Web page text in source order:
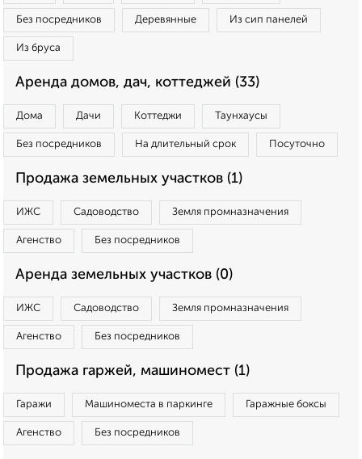
Без посредников Деревянные Из сип панелей
Из бруса
Аренда домов, дач, коттеджей (33)
Дома Дачи Коттеджи Таунхаусы
Без посредников На длительный срок Посуточно
Продажа земельных участков (1)
ИЖС Садоводство Земля промназначения
Агенство Без посредников
Аренда земельных участков (0)
ИЖС Садоводство Земля промназначения
Агенство Без посредников
Продажа гаржей, машиномест (1)
Гаражи Машиноместа в паркинге Гаражные боксы
Агенство Без посредников